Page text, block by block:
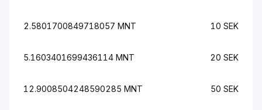
2.5801700849718057 MNT 10 SEK
5.1603401699436114 MNT 20 SEK
12.9008504248590285 MNT 50 SEK